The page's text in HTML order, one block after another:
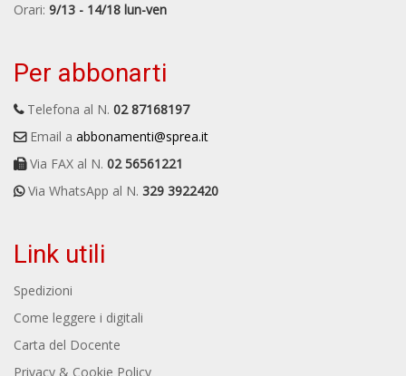
Orari: 9/13 - 14/18 lun-ven
Per abbonarti
Telefona al N. 02 87168197
Email a abbonamenti@sprea.it
Via FAX al N. 02 56561221
Via WhatsApp al N. 329 3922420
Link utili
Spedizioni
Come leggere i digitali
Carta del Docente
Privacy & Cookie Policy